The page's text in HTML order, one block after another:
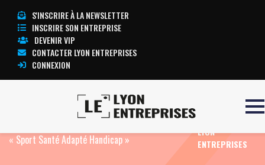
S'INSCRIRE À LA NEWSLETTER
INSCRIRE SON ENTREPRISE
DEVENIR VIP
CONTACTER LYON ENTREPRISES
CONNEXION
La Métropole de Lyon
« Sport Santé Adapté Handicap »
LYON
ENTREPRISES